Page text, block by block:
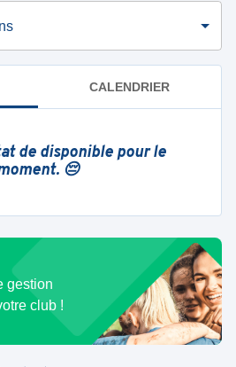
CALENDRIER
de disponible pour le
😔
gestion
club !